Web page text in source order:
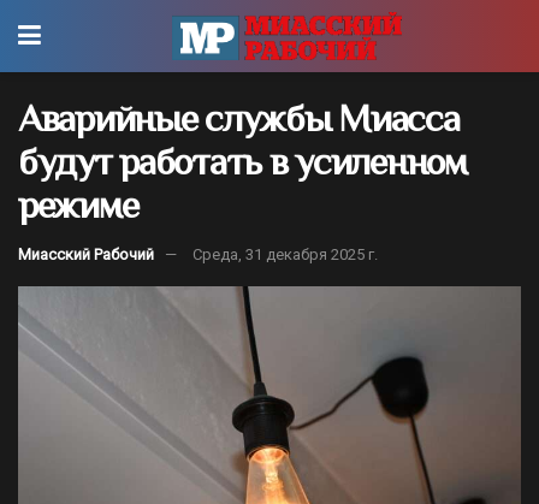
Аварийные службы Миасса
будут работать в усиленном
режиме
Миасский Рабочий Среда, 31 декабря 2025 г.